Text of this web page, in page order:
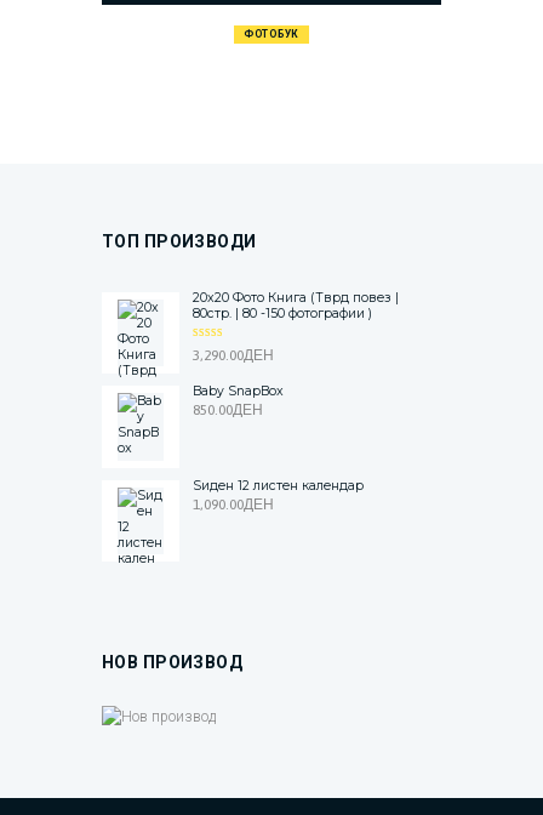
ФОТОБУК
ТОП ПРОИЗВОДИ
20x20 Фото Книга (Тврд повез |
80стр. | 80 -150 фотографии )
О5.00
ОД 5
3,290.00ДЕН
Baby SnapBox
850.00ДЕН
Ѕиден 12 листен календар
1,090.00ДЕН
НОВ ПРОИЗВОД